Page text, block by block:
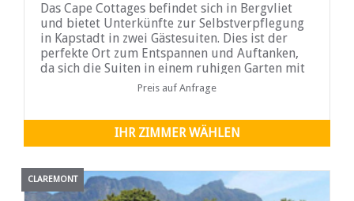
Das Cape Cottages befindet sich in Bergvliet
und bietet Unterkünfte zur Selbstverpflegung
in Kapstadt in zwei Gästesuiten. Dies ist der
perfekte Ort zum Entspannen und Auftanken,
da sich die Suiten in einem ruhigen Garten mit
wunderschönen Bäumen und viel Vogelwelt
Preis auf Anfrage
IHR ZIMMER WÄHLEN
CLAREMONT